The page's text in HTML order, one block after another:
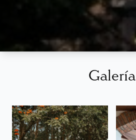
Galería